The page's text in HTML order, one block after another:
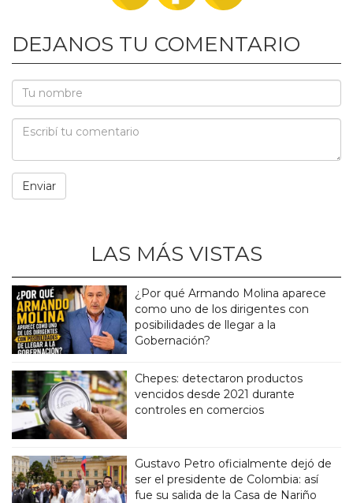
DEJANOS TU COMENTARIO
LAS MÁS VISTAS
¿Por qué Armando Molina aparece
como uno de los dirigentes con
posibilidades de llegar a la
Gobernación?
Chepes: detectaron productos
vencidos desde 2021 durante
controles en comercios
Gustavo Petro oficialmente dejó de
ser el presidente de Colombia: así
fue su salida de la Casa de Nariño